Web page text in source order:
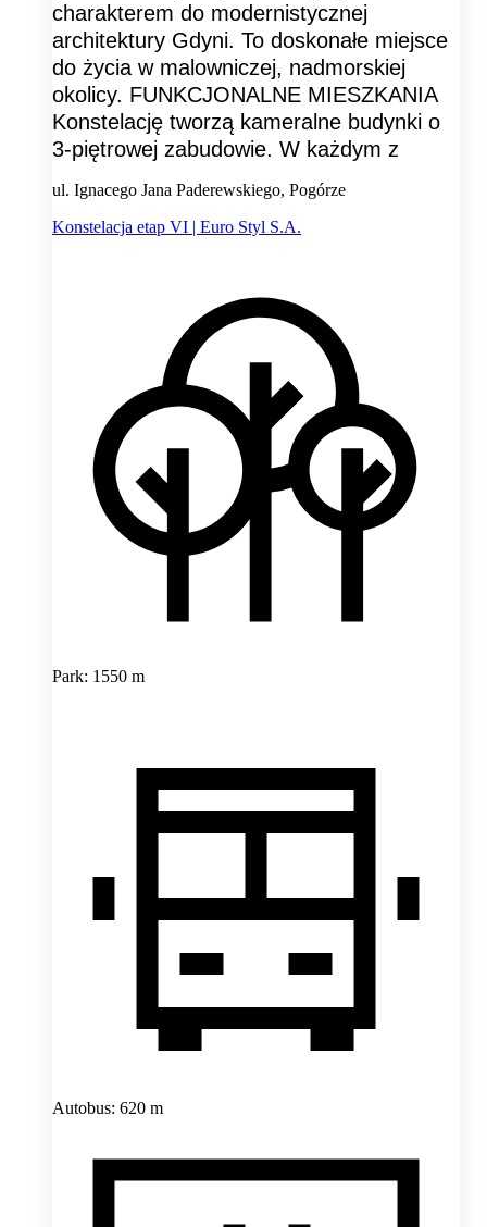
charakterem do modernistycznej
architektury Gdyni. To doskonałe miejsce
do życia w malowniczej, nadmorskiej
okolicy. FUNKCJONALNE MIESZKANIA
Konstelację tworzą kameralne budynki o
3-piętrowej zabudowie. W każdym z
ul. Ignacego Jana Paderewskiego, Pogórze
Konstelacja etap VI | Euro Styl S.A.
Park: 1550 m
Autobus: 620 m